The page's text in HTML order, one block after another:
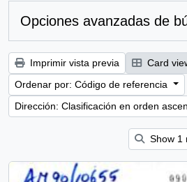
Opciones avanzadas de
Imprimir vista previa Card
Ordenar por: Código de referencia
Dirección: Clasificación en orden
Show 1